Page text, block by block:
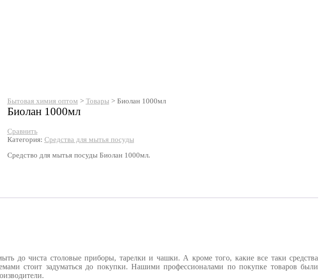
Бытовая химия оптом > Товары> Биолан 1000мл
Биолан 1000мл
Сравнить
Категория: Средства для мытья посуды
Средство для мытья посуды Биолан 1000мл.
чиста столовые приборы, тарелки и чашки. А кроме того, какие все таки средства
стоит задуматься до покупки. Нашими профессионалами по покупке товаров были